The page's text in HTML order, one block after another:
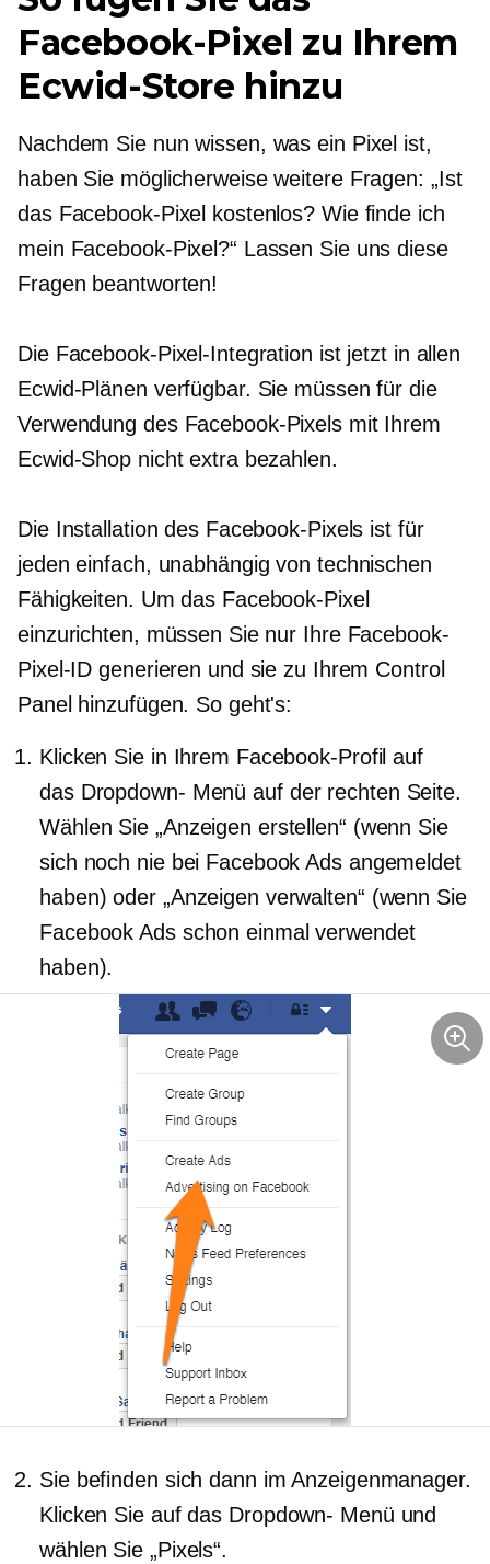
Facebook-Pixel zu Ihrem
Ecwid-Store hinzu
Nachdem Sie nun wissen, was ein Pixel ist,
haben Sie möglicherweise weitere Fragen: „Ist
das Facebook-Pixel kostenlos? Wie finde ich
mein Facebook-Pixel?“ Lassen Sie uns diese
Fragen beantworten!
Die Facebook-Pixel-Integration ist jetzt in allen
Ecwid-Plänen verfügbar. Sie müssen für die
Verwendung des Facebook-Pixels mit Ihrem
Ecwid-Shop nicht extra bezahlen.
Die Installation des Facebook-Pixels ist für
jeden einfach, unabhängig von technischen
Fähigkeiten. Um das Facebook-Pixel
einzurichten, müssen Sie nur Ihre Facebook-
Pixel-ID generieren und sie zu Ihrem Control
Panel hinzufügen. So geht's:
Klicken Sie in Ihrem Facebook-Profil auf
das Dropdown- Menü auf der rechten Seite.
Wählen Sie „Anzeigen erstellen“ (wenn Sie
sich noch nie bei Facebook Ads angemeldet
haben) oder „Anzeigen verwalten“ (wenn Sie
Facebook Ads schon einmal verwendet
haben).
Sie befinden sich dann im Anzeigenmanager.
Klicken Sie auf das Dropdown- Menü und
wählen Sie „Pixels“.